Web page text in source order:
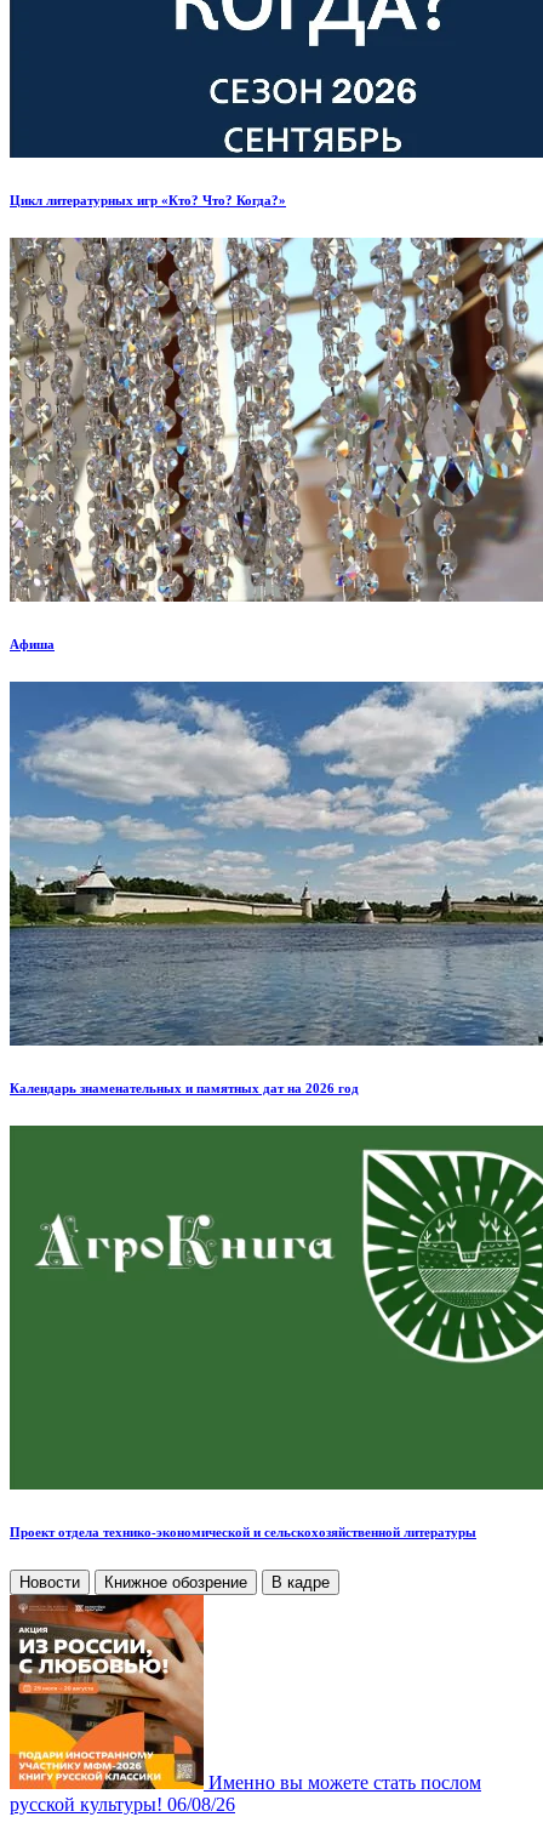
Цикл литературных игр «Кто? Что? Когда?»
Афиша
Календарь знаменательных и памятных дат на 2026 год
Проект отдела технико-экономической и сельскохозяйственной литературы
Новости Книжное обозрение В кадре
Именно вы можете стать послом
русской культуры! 06/08/26